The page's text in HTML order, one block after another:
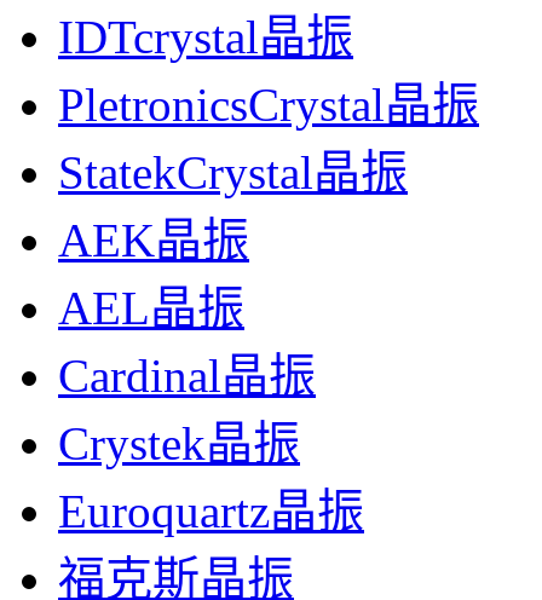
IDTcrystal晶振
PletronicsCrystal晶振
StatekCrystal晶振
AEK晶振
AEL晶振
Cardinal晶振
Crystek晶振
Euroquartz晶振
福克斯晶振